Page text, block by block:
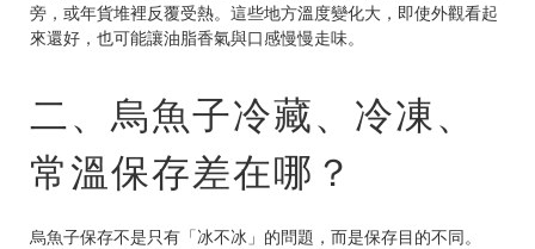
旁，或年貨堆裡反覆受熱。這些地方溫度變化大，即使外觀看起
來還好，也可能讓油脂香氣與口感慢慢走味。
二、烏魚子冷藏、冷凍、
常溫保存差在哪？
烏魚子保存不是只有「冰不冰」的問題，而是保存目的不同。